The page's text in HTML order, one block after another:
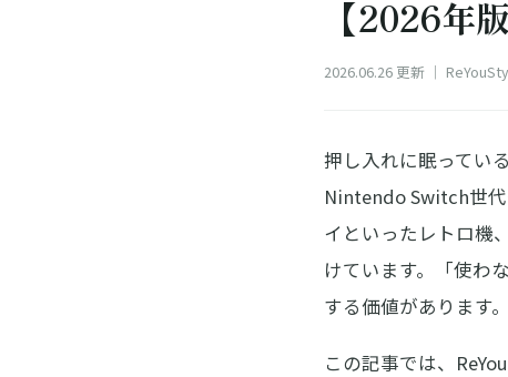
【2026年版
2026.06.26 更新 ｜
押し入れに眠っている
Nintendo Switch世
イといったレトロ機
けています。「使わ
する価値があります。
この記事では、